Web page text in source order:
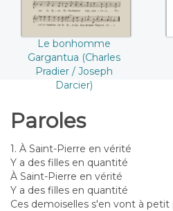
Le bonhomme
Gargantua (Charles
Pradier / Joseph
Darcier)
Paroles
1. À Saint-Pierre en vérité
Y a des filles en quantité
À Saint-Pierre en vérité
Y a des filles en quantité
Ces demoiselles s'en vont à petit